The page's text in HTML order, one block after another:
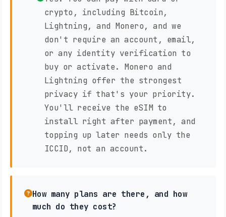
crypto, including Bitcoin,
Lightning, and Monero, and we
don't require an account, email,
or any identity verification to
buy or activate. Monero and
Lightning offer the strongest
privacy if that's your priority.
You'll receive the eSIM to
install right after payment, and
topping up later needs only the
ICCID, not an account.
How many plans are there, and how
much do they cost?